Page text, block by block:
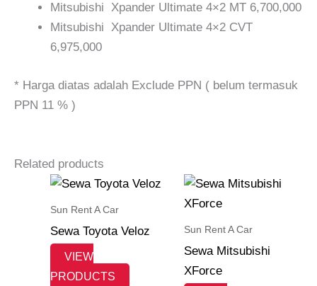
Mitsubishi Xpander Ultimate 4×2 MT 6,700,000
Mitsubishi Xpander Ultimate 4×2 CVT
6,975,000
* Harga diatas adalah Exclude PPN ( belum termasuk
PPN 11 % )
Related products
Sun Rent A Car
Sewa Toyota Veloz
VIEW
PRODUCTS
Sun Rent A Car
Sewa Mitsubishi
XForce